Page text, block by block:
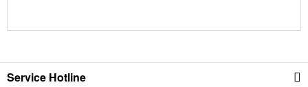
Service Hotline